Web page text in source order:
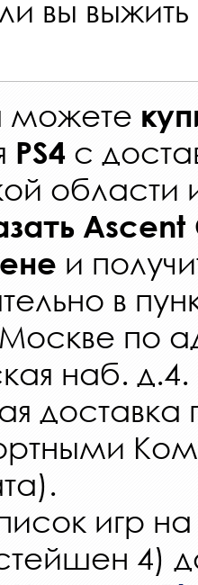
вы выжить
можете
PS4 с
области
Ascent
и
в
по
наб. д.4.
игр на
4)